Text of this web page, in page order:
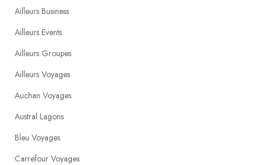
Ailleurs Business
Ailleurs Events
Ailleurs Groupes
Ailleurs Voyages
Auchan Voyages
Austral Lagons
Bleu Voyages
Carrefour Voyages